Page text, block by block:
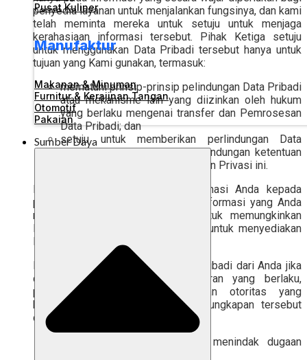
Pusat Kuliner
Manufaktur
Makanan & Minuman
Furnitur & Kerajinan Tangan
Otomotif
Pakaian
Sumber Daya
penyedia layanan untuk menjalankan fungsinya, dan kami
telah meminta mereka untuk setuju untuk menjaga
kerahasiaan informasi tersebut. Pihak Ketiga setuju
untuk menggunakan Data Pribadi tersebut hanya untuk
tujuan yang Kami gunakan, termasuk:
mematuhi prinsip-prinsip pelindungan Data Pribadi
atau mekanisme lain yang diizinkan oleh hukum
yang berlaku mengenai transfer dan Pemrosesan
Data Pribadi; dan
setuju untuk memberikan perlindungan Data
Pribadi yang wajar dalam perlindungan ketentuan
yang ditetapkan dalam Kebijakan Privasi ini.
Kami dapat mengungkapkan informasi Anda kepada
perusahaan Anda, sesuai dengan informasi yang Anda
masukkan selama pendaftaran, untuk memungkinkan
Kami memverifikasi identitas Anda untuk menyediakan
Layanan kepada Anda.
Kami dapat mengungkapkan Data Pribadi dari Anda jika
diwajibkan oleh hukum & peraturan yang berlaku,
perintah pengadilan / permintaan otoritas yang
berwenang, dan/atau apabila pengungkapan tersebut
dianggap perlu untuk:
mencegah, menyelidiki, atau menindak dugaan